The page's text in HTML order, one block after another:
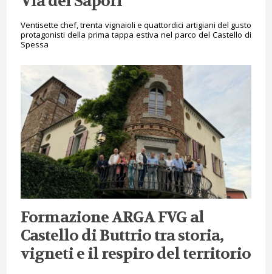
Ventisette chef, trenta vignaioli e quattordici artigiani del gusto
protagonisti della prima tappa estiva nel parco del Castello di
Spessa
Formazione ARGA FVG al
Castello di Buttrio tra storia,
vigneti e il respiro del territorio